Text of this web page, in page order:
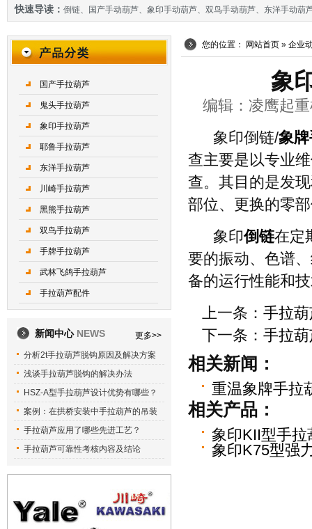
快速导读： 倒链、 国产手动葫芦、 象印手动葫芦、 双鸟手动葫芦、 东洋手动葫
您的位置： 网站首页 » 企业
象
编辑：凌鹰起
象印倒链/象
查主要是以专业
查。其目的是发
部位、更换的零
象印倒链在定
要的振动、色谱
备的运行性能和
上一条： 手拉
下一条： 手拉
相关新闻：
重温象牌手拉
相关产品：
象印KII型手拉
象印K75型强
国产手拉葫芦
鬼头手拉葫芦
象印手拉葫芦
耶鲁手拉葫芦
东洋手拉葫芦
川崎手拉葫芦
黑熊手拉葫芦
双鸟手拉葫芦
手牌手拉葫芦
武林飞鸽手拉葫芦
手拉葫芦配件
新闻中心 NEWS
更多>>
分析2t手拉葫芦脱钩原因及解决方案
浅谈手拉葫芦脱钩的解决办法
HSZ-A型手拉葫芦设计优势有哪些？
案例：在拱桥安装中手拉葫芦的吊装
手拉葫芦应用了哪些先进工艺？
手拉葫芦可靠性考核内容及结论